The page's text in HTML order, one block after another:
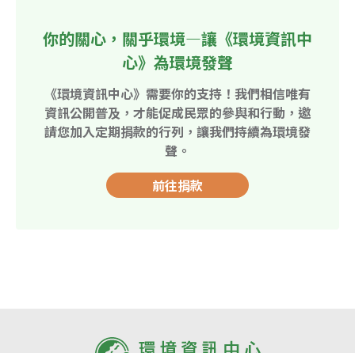
你的關心，關乎環境—讓《環境資訊中
心》為環境發聲
《環境資訊中心》需要你的支持！我們相信唯有
資訊公開普及，才能促成民眾的參與和行動，邀
請您加入定期捐款的行列，讓我們持續為環境發
聲。
前往捐款